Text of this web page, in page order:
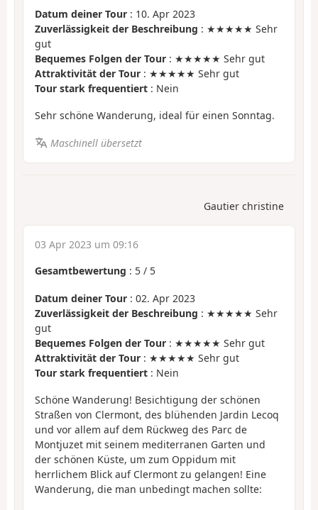
Datum deiner Tour : 10. Apr 2023
Zuverlässigkeit der Beschreibung : ★★★★★ Sehr
gut
Bequemes Folgen der Tour : ★★★★★ Sehr gut
Attraktivität der Tour : ★★★★★ Sehr gut
Tour stark frequentiert : Nein
Sehr schöne Wanderung, ideal für einen Sonntag.
Maschinell übersetzt
Gautier christine
03 Apr 2023 um 09:16
Gesamtbewertung : 5 / 5
Datum deiner Tour : 02. Apr 2023
Zuverlässigkeit der Beschreibung : ★★★★★ Sehr
gut
Bequemes Folgen der Tour : ★★★★★ Sehr gut
Attraktivität der Tour : ★★★★★ Sehr gut
Tour stark frequentiert : Nein
Schöne Wanderung! Besichtigung der schönen
Straßen von Clermont, des blühenden Jardin Lecoq
und vor allem auf dem Rückweg des Parc de
Montjuzet mit seinem mediterranen Garten und
der schönen Küste, um zum Oppidum mit
herrlichem Blick auf Clermont zu gelangen! Eine
Wanderung, die man unbedingt machen sollte: